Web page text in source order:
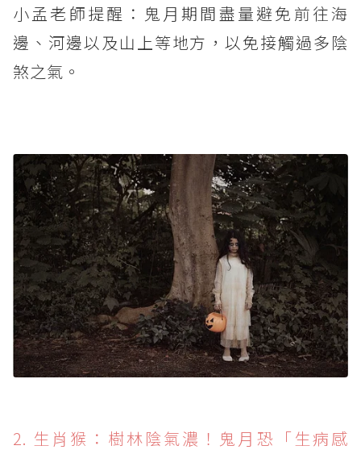
小孟老師提醒：鬼月期間盡量避免前往海
邊、河邊以及山上等地方，以免接觸過多陰
煞之氣。
2. 生肖猴：樹林陰氣濃！鬼月恐「生病感